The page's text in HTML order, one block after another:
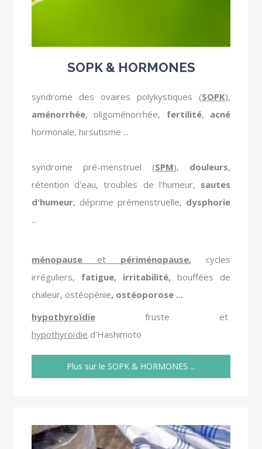
SOPK & HORMONES
syndrome des ovaires polykystiques (SOPK),
aménorrhée, oligoménorrhée, fertilité, acné
hormonale, hirsutisme ...
syndrome pré-menstruel (SPM), douleurs,
rétention d'eau, troubles de l'humeur, sautes
d'humeur, déprime prémenstruelle, dysphorie
...
ménopause et périménopause, cycles
irréguliers, fatigue, irritabilité, bouffées de
chaleur, ostéopénie, ostéoporose ...
hypothyroïdie fruste et
hypothyroïdie d'Hashimoto
Plus sur le SOPK & HORMONES ...